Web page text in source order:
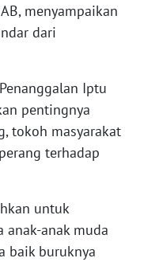
menyampaikan
dari
Iptu
pentingnya
tokoh masyarakat
terhadap
untuk
anak muda
baik buruknya